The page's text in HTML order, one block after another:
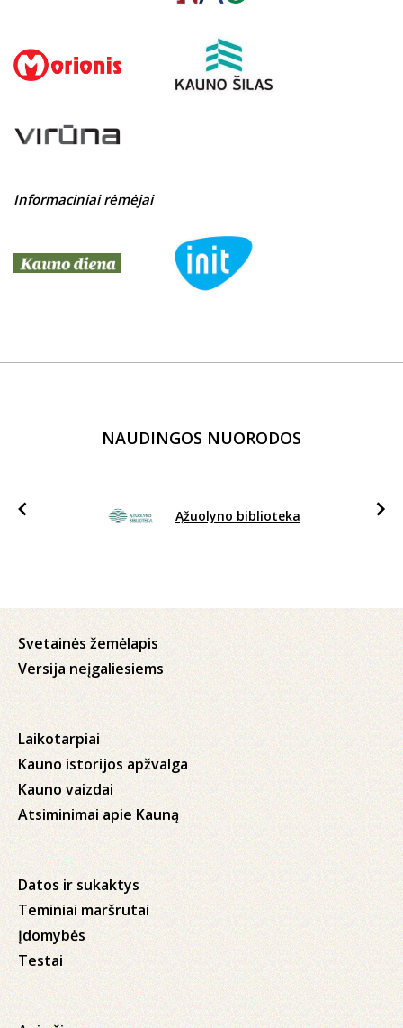
Informaciniai rėmėjai
NAUDINGOS NUORODOS
Ąžuolyno biblioteka
Svetainės žemėlapis
Versija neįgaliesiems
Laikotarpiai
Kauno istorijos apžvalga
Kauno vaizdai
Atsiminimai apie Kauną
Datos ir sukaktys
Teminiai maršrutai
Įdomybės
Testai